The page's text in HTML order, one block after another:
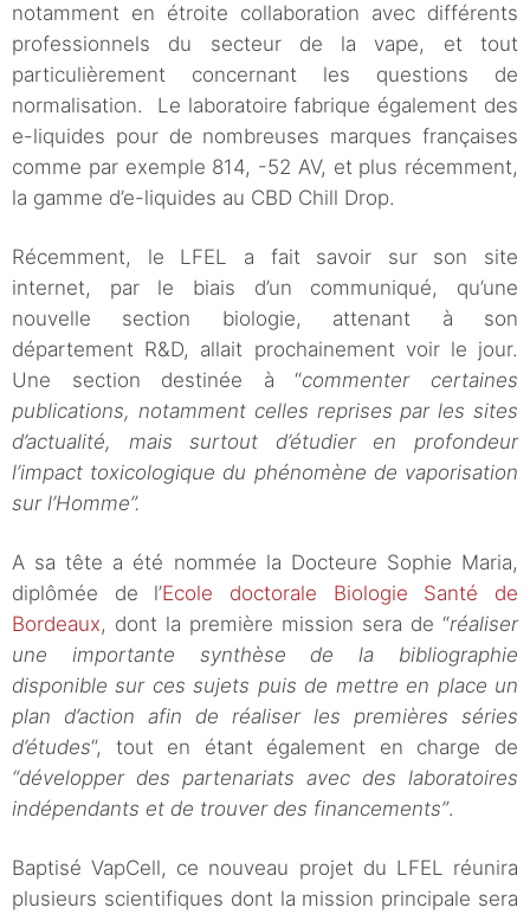
notamment en étroite collaboration avec différents
professionnels du secteur de la vape, et tout
particulièrement concernant les questions de
normalisation. Le laboratoire fabrique également des
e-liquides pour de nombreuses marques françaises
comme par exemple 814, -52 AV, et plus récemment,
la gamme d’e-liquides au CBD Chill Drop.
Récemment, le LFEL a fait savoir sur son site
internet, par le biais d’un communiqué, qu’une
nouvelle section biologie, attenant à son
département R&D, allait prochainement voir le jour.
Une section destinée à “commenter certaines
publications, notamment celles reprises par les sites
d’actualité, mais surtout d’étudier en profondeur
l’impact toxicologique du phénomène de vaporisation
sur l’Homme”.
A sa tête a été nommée la Docteure Sophie Maria,
diplômée de l’Ecole doctorale Biologie Santé de
Bordeaux, dont la première mission sera de “réaliser
une importante synthèse de la bibliographie
disponible sur ces sujets puis de mettre en place un
plan d’action afin de réaliser les premières séries
d’études“, tout en étant également en charge de
“développer des partenariats avec des laboratoires
indépendants et de trouver des financements”.
Baptisé VapCell, ce nouveau projet du LFEL réunira
plusieurs scientifiques dont la mission principale sera